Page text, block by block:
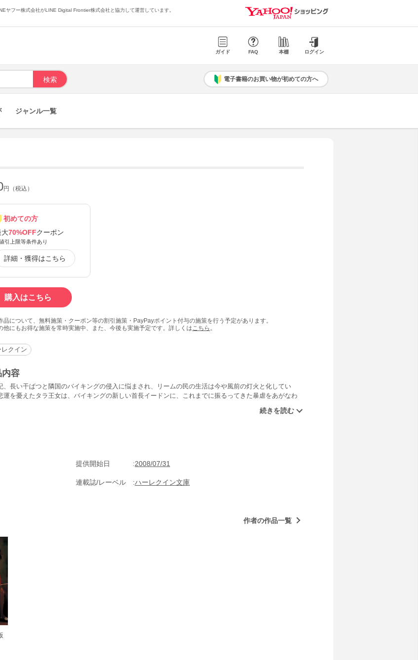
フー株式会社がLINE Digital Frontier株式会社と協力して運営しています。
ガイド FAQ 本棚 ログイン
電子書籍のお買い物が初めての方へ
ジャンル一覧
円（税込）
初めての方
大70%OFFクーポン
引上限等条件あり
詳細・獲得はこちら
購入はこちら
品について、無料施策・クーポン等の割引施策・PayPayポイント付与の施策を行う予定があります。
他にもお得な施策を常時実施中、また、今後も実施予定です。詳しくは こちら 。
レクイン
内容
、長い干ばつと隣国のバイキングの侵入に悩まされ、リームの民の生活は今や風前の灯火と化してい
運を憂えたタラ王女は、バイキングの新しい首長イードンに、これまでに振るってきた暴虐をあがなわ
もあらわに彼女を押さえつけ、衝撃の事実を告白した――和睦を望む両国の王より、彼はタラ王女をめ
提供開始日 2008/07/31
連載誌/レーベル ハーレクイン文庫
作者の作品一覧